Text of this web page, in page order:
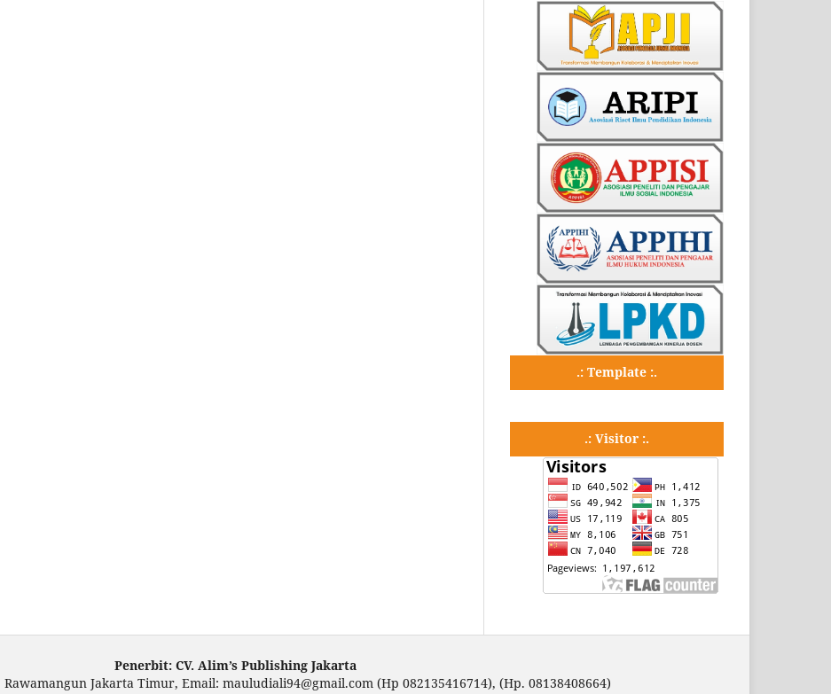
.: Template :.
.: Visitor :.
Penerbit: CV. Alim’s Publishing Jakarta
Rawamangun Jakarta Timur, Email: mauludiali94@gmail.com (Hp 082135416714), (Hp. 08138408664)